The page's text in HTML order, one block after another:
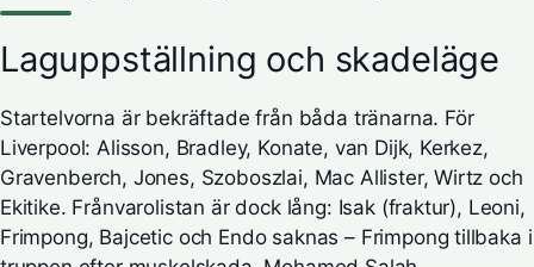
Laguppställning och skadeläge
Startelvorna är bekräftade från båda tränarna. För
Liverpool: Alisson, Bradley, Konate, van Dijk, Kerkez,
Gravenberch, Jones, Szoboszlai, Mac Allister, Wirtz och
Ekitike. Frånvarolistan är dock lång: Isak (fraktur), Leoni,
Frimpong, Bajcetic och Endo saknas – Frimpong tillbaka i